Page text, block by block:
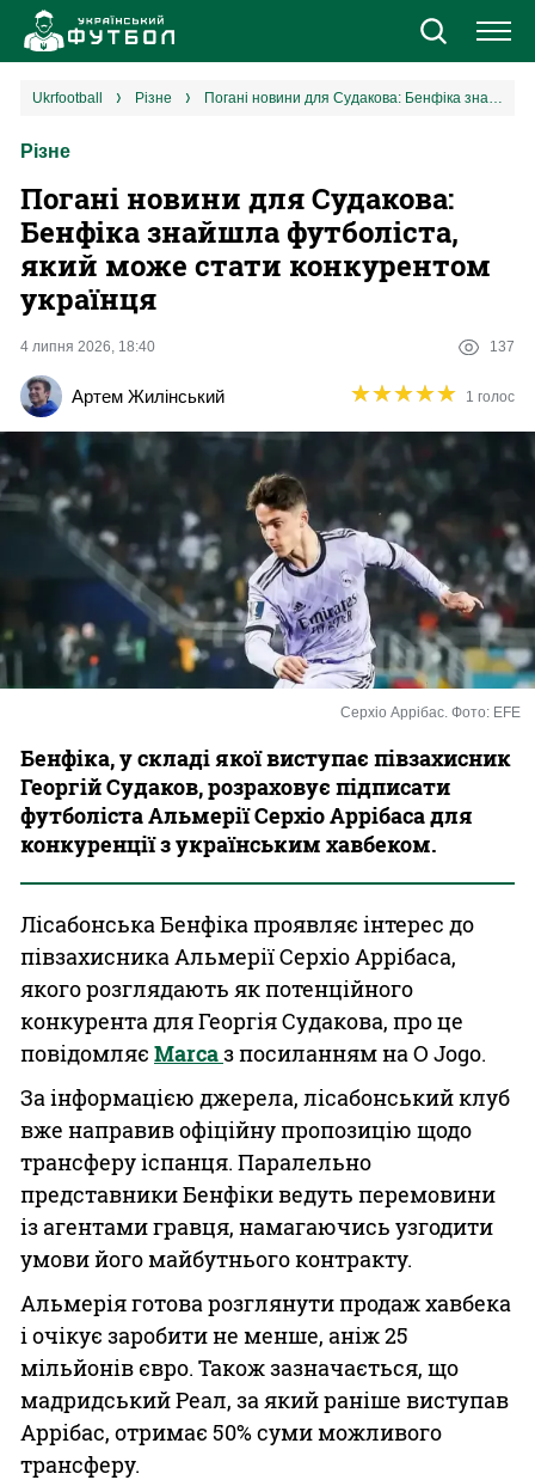
Новини
Єврокубки
УПЛ
Різне
Букмекери
Казино
ukrfootball різне Погані новини для Судакова: Бенфіка знайшла футболіста, який може стати конкурентом українця
Різне
Погані новини для Судакова:
Бенфіка знайшла футболіста,
який може стати конкурентом
українця
4 липня 2026, 18:40 137
Артем Жилінський ★★★★★
★★★★★ 1 голос
Серхіо Аррібас. Фото: EFE
Бенфіка, у складі якої виступає півзахисник
Георгій Судаков, розраховує підписати
футболіста Альмерії Серхіо Аррібаса для
конкуренції з українським хавбеком.
Лісабонська Бенфіка проявляє інтерес до
півзахисника Альмерії Серхіо Аррібаса,
якого розглядають як потенційного
конкурента для Георгія Судакова, про це
повідомляє Marcaз посиланням на O Jogo.
За інформацією джерела, лісабонський клуб
вже направив офіційну пропозицію щодо
трансферу іспанця. Паралельно
представники Бенфіки ведуть перемовини
із агентами гравця, намагаючись узгодити
умови його майбутнього контракту.
Альмерія готова розглянути продаж хавбека
і очікує заробити не менше, аніж 25
мільйонів євро. Також зазначається, що
мадридський Реал, за який раніше виступав
Аррібас, отримає 50% суми можливого
трансферу.